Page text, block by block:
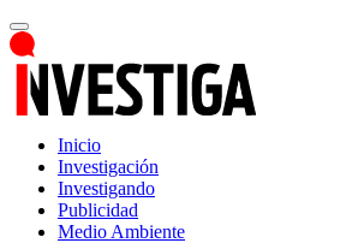
Inicio
Investigación
Investigando
Publicidad
Medio Ambiente